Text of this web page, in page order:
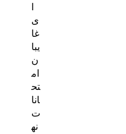
ا
ی
غا
یبا
ن
ام
تح
انا
ت
نه